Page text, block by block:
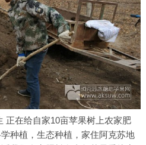
正在给自家10亩苹果树上农家肥
种植，生态种植，家住阿克苏地